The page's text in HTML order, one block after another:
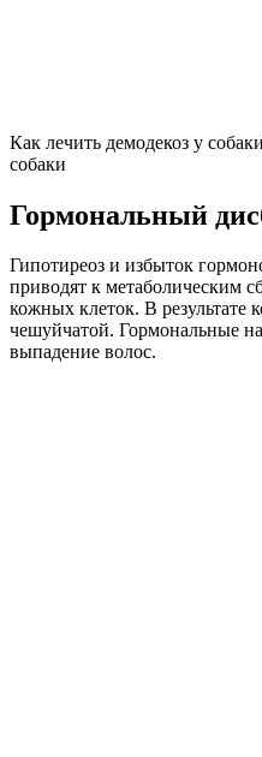
Как лечить демодекоз у
собаки
Гормональный
Гипотиреоз и избыток
приводят к
кожных клеток. В результате
чешуйчатой. Гормональные
выпадение волос.